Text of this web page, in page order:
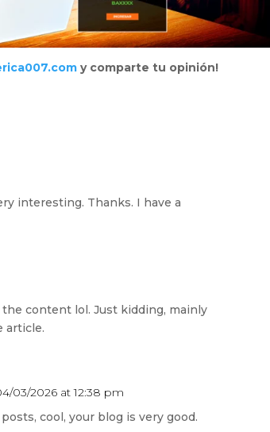
y comparte tu opinión!
interesting. Thanks. I have a
content lol. Just kidding, mainly
article.
03/2026 at 12:38 pm
cool, your blog is very good.